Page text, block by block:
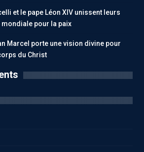
et le pape Léon XIV unissent leurs
pour la paix
Marcel porte une vision divine pour
du Christ